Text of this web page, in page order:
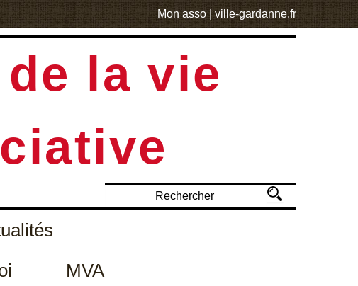
Mon asso| ville-gardanne.fr
la vie
MVA